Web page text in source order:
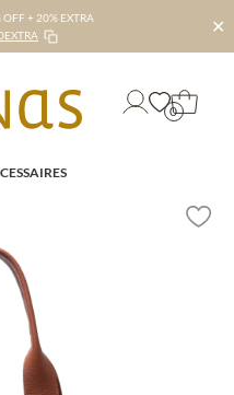
+ 20% EXTRA
✕
0